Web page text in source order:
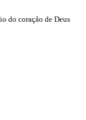
do coração de Deus